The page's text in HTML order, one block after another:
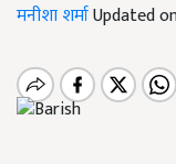
मनीशा शर्माUpdated